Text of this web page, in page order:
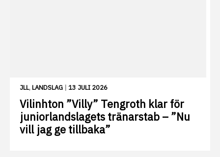
JLL,LANDSLAG | 13 JULI 2026
Vilinhton ”Villy” Tengroth klar för
juniorlandslagets tränarstab – ”Nu
vill jag ge tillbaka”